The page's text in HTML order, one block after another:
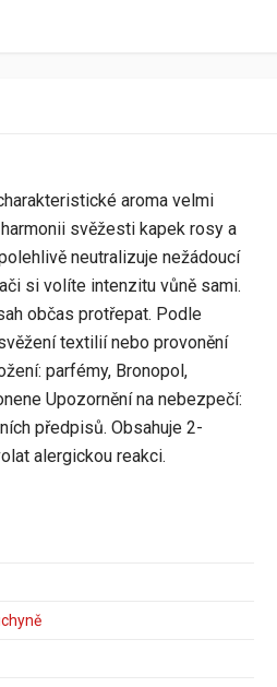
aroma velmi
svěžesti kapek rosy a
neutralizuje nežádoucí
si volíte intenzitu vůně sami.
občas protřepat. Podle
textilií nebo provonění
parfémy, Bronopol,
Upozornění na nebezpečí:
předpisů. Obsahuje 2-
alergickou reakci.